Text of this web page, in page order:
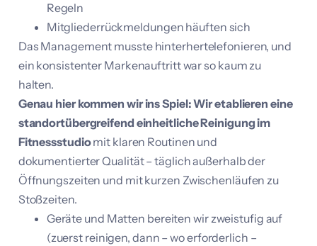
Regeln
Mitgliederrückmeldungen häuften sich
Das Management musste hinterhertelefonieren, und
ein konsistenter Markenauftritt war so kaum zu
halten.
Genau hier kommen wir ins Spiel:Wir etablieren eine
standortübergreifend einheitliche Reinigung im
Fitnessstudiomit klaren Routinen und
dokumentierter Qualität – täglich außerhalb der
Öffnungszeiten und mit kurzen Zwischenläufen zu
Stoßzeiten.
Geräte und Matten bereiten wir zweistufig auf
(zuerst reinigen, dann – wo erforderlich –